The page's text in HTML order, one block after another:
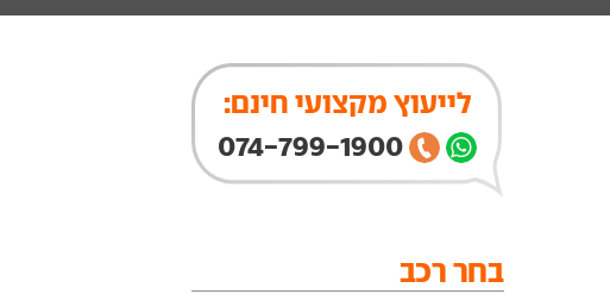
לייעוץ מקצועי חינם:
074-799-1900
בחר רכב